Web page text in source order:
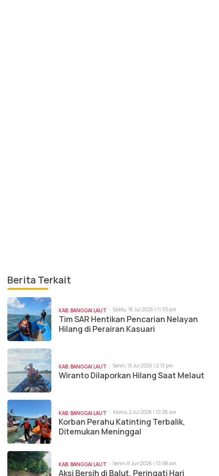
Berita Terkait
KAB. BANGGAI LAUT Sabtu, 18 Jul 2026 | 11:35 am
Tim SAR Hentikan Pencarian Nelayan
Hilang di Perairan Kasuari
KAB. BANGGAI LAUT Senin, 13 Jul 2026 | 2:13 pm
Wiranto Dilaporkan Hilang Saat Melaut
KAB. BANGGAI LAUT Kamis, 2 Jul 2026 | 10:26 am
Korban Perahu Katinting Terbalik,
Ditemukan Meninggal
KAB. BANGGAI LAUT Senin, 8 Jun 2026 | 10:58 am
Aksi Bersih di Balut, Peringati Hari